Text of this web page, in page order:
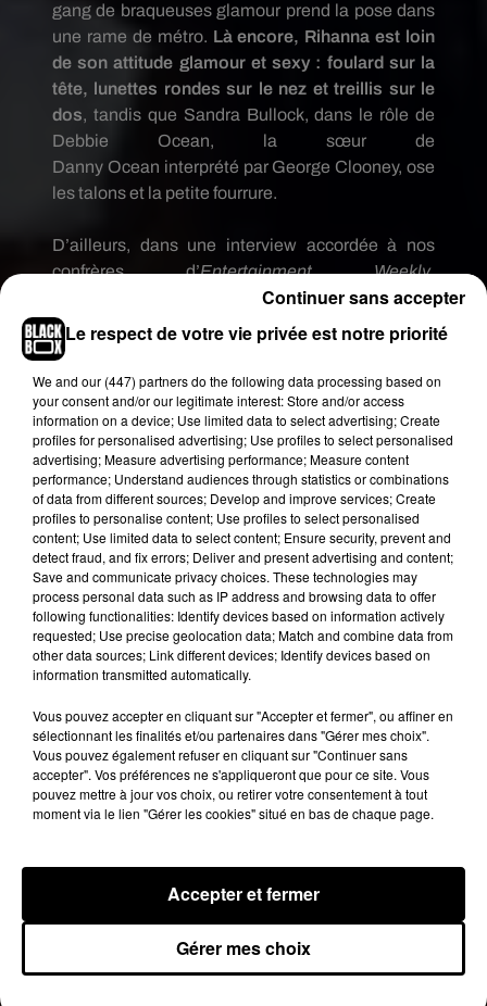
gang de braqueuses glamour prend la pose dans
une rame de métro. Làencore, Rihanna est loin
de son attitude glamour et sexy : foulard sur la
tête, lunettes rondes sur le nez et treillis sur le
dos, tandis que Sandra Bullock, dans le rôle de
Debbie
Ocean, la sœur de
Danny Ocean interprété par George Clooney, ose
les talons et la petite fourrure.
D’ailleurs, dans une interview accordée à nos
confrères d’Entertainment Weekly,
américaine nouspromet de belles
surprises à la sortie du film.
« C’est comme si nous
faisions un vrai film
et que nous essayions
au maximum d’y intégrer des surprises », confie-t-
elle en premier avant d’annoncer que le
film Ocean 8 sera une vraie histoire originale et
non une sorte de remake au féminin des
précédents films
Ocean’s
avec Brad Pitt et
George Clooney.
« Nous ne sommes pas
unreboot.Nous voulons juste exprimer :voilà
ce qui se passe en 2017.Ce n’est pas un
passage de flambeau, c’est une histoire
parallèle avec un autre membre de la famille de
DannyOceanet ce qu’il se passe quand Debbie
sort de prison et sa bande de copines », conclut
Le respect de votre vie privée est notre priorité
We and our (447) partnersdo the following data processing based on
your consent and/or our legitimate interest: Store and/or access
information on a device; Use limited data to select advertising; Create
profiles for personalised advertising; Use profiles to select personalised
advertising; Measure advertising performance; Measure content
performance; Understand audiences through statistics or combinations
of data from different sources; Develop and improve services; Create
profiles to personalise content; Use profiles to select personalised
content; Use limited data to select content; Ensure security, prevent and
detect fraud, and fix errors; Deliver and present advertising and content;
Save and communicate privacy choices. These technologies may
process personal data such as IP address and browsing data to offer
following functionalities: Identify devices based on information actively
requested; Use precise geolocation data; Match and combine data from
other data sources; Link different devices; Identify devices based on
information transmitted automatically.
Vous pouvez accepter en cliquant sur "Accepter et fermer", ou affiner en
sélectionnant les finalités et/ou partenaires dans "Gérer mes choix".
Vous pouvez également refuser en cliquant sur "Continuer sans
accepter". Vos préférences ne s'appliqueront que pour ce site. Vous
pouvez mettre à jour vos choix, ou retirer votre consentement à tout
moment via le lien "Gérer les cookies" situé en bas de chaque page.
Gérer mes choix
Accepter et fermer
Continuer sans accepter